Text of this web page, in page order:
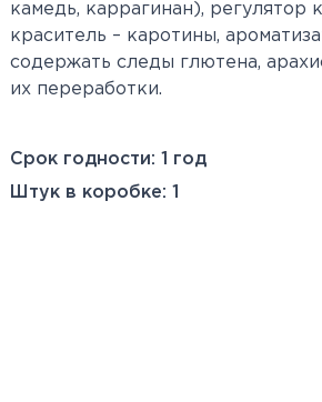
камедь, каррагинан), регулятор
краситель – каротины,
содержать следы глютена,
их переработки.
Срок годности: 1 год
Штук в коробке: 1